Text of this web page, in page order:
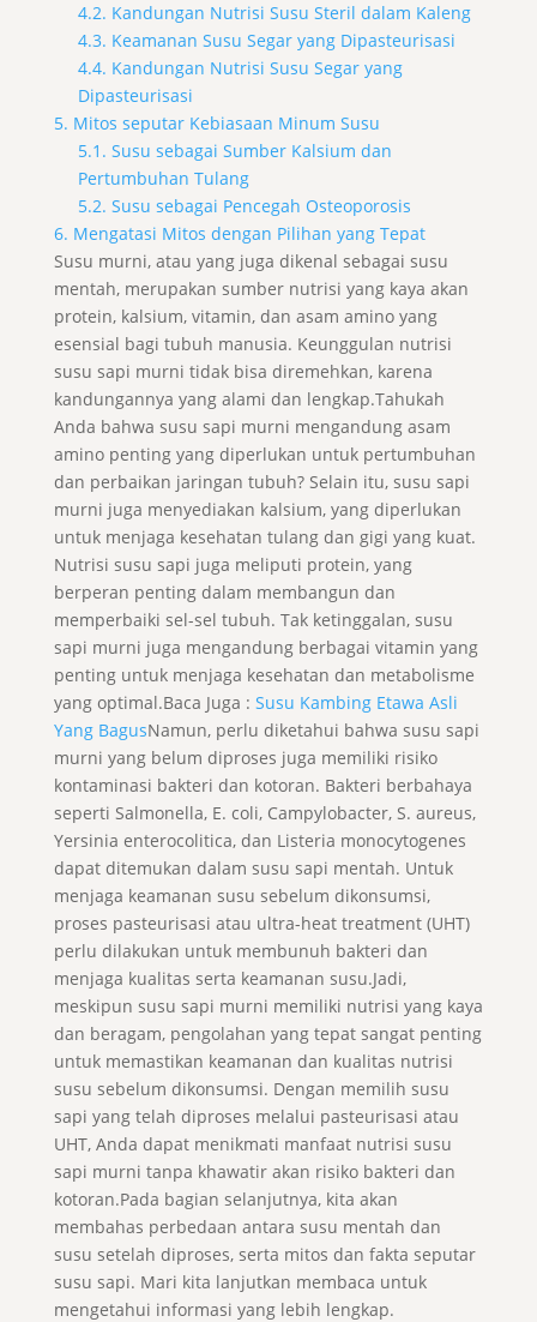
4.2. Kandungan Nutrisi Susu Steril dalam Kaleng
4.3. Keamanan Susu Segar yang Dipasteurisasi
4.4. Kandungan Nutrisi Susu Segar yang
Dipasteurisasi
5. Mitos seputar Kebiasaan Minum Susu
5.1. Susu sebagai Sumber Kalsium dan
Pertumbuhan Tulang
5.2. Susu sebagai Pencegah Osteoporosis
6. Mengatasi Mitos dengan Pilihan yang Tepat
Susu murni, atau yang juga dikenal sebagai susu
mentah, merupakan sumber nutrisi yang kaya akan
protein, kalsium, vitamin, dan asam amino yang
esensial bagi tubuh manusia. Keunggulan nutrisi
susu sapi murni tidak bisa diremehkan, karena
kandungannya yang alami dan lengkap.Tahukah
Anda bahwa susu sapi murni mengandung asam
amino penting yang diperlukan untuk pertumbuhan
dan perbaikan jaringan tubuh? Selain itu, susu sapi
murni juga menyediakan kalsium, yang diperlukan
untuk menjaga kesehatan tulang dan gigi yang kuat.
Nutrisi susu sapi juga meliputi protein, yang
berperan penting dalam membangun dan
memperbaiki sel-sel tubuh. Tak ketinggalan, susu
sapi murni juga mengandung berbagai vitamin yang
penting untuk menjaga kesehatan dan metabolisme
yang optimal.Baca Juga : Susu Kambing Etawa Asli
Yang BagusNamun, perlu diketahui bahwa susu sapi
murni yang belum diproses juga memiliki risiko
kontaminasi bakteri dan kotoran. Bakteri berbahaya
seperti Salmonella, E. coli, Campylobacter, S. aureus,
Yersinia enterocolitica, dan Listeria monocytogenes
dapat ditemukan dalam susu sapi mentah. Untuk
menjaga keamanan susu sebelum dikonsumsi,
proses pasteurisasi atau ultra-heat treatment (UHT)
perlu dilakukan untuk membunuh bakteri dan
menjaga kualitas serta keamanan susu.Jadi,
meskipun susu sapi murni memiliki nutrisi yang kaya
dan beragam, pengolahan yang tepat sangat penting
untuk memastikan keamanan dan kualitas nutrisi
susu sebelum dikonsumsi. Dengan memilih susu
sapi yang telah diproses melalui pasteurisasi atau
UHT, Anda dapat menikmati manfaat nutrisi susu
sapi murni tanpa khawatir akan risiko bakteri dan
kotoran.Pada bagian selanjutnya, kita akan
membahas perbedaan antara susu mentah dan
susu setelah diproses, serta mitos dan fakta seputar
susu sapi. Mari kita lanjutkan membaca untuk
mengetahui informasi yang lebih lengkap.